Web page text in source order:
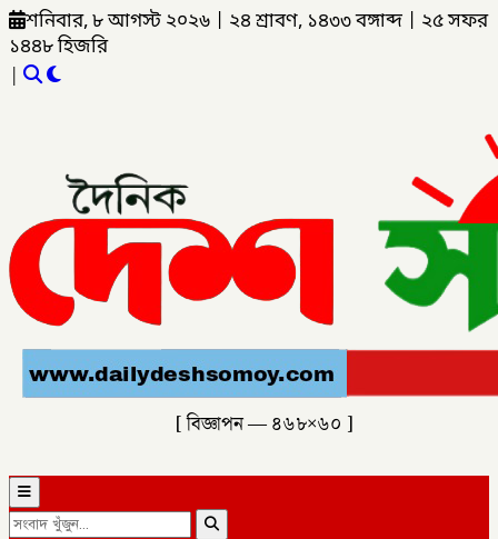
শনিবার, ৮ আগস্ট ২০২৬ ২৪ শ্রাবণ, ১৪৩৩ বঙ্গাব্দ
২৫ সফর
১৪৪৮ হিজরি
|
[ বিজ্ঞাপন — ৪৬৮×৬০ ]